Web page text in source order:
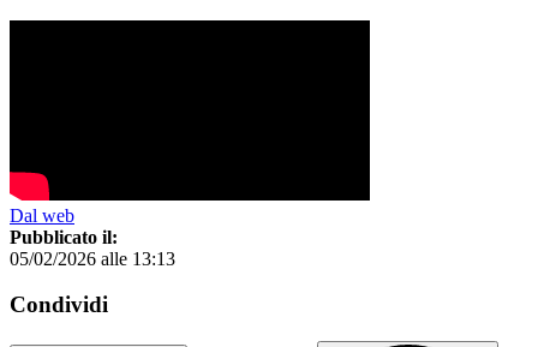
Dal web
Pubblicato il:
05/02/2026 alle 13:13
Condividi